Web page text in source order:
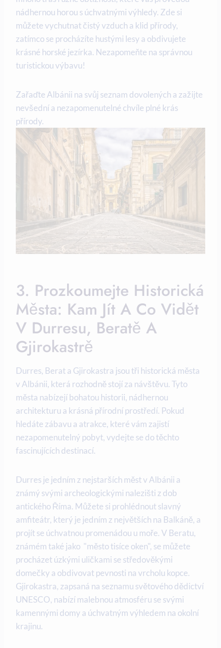
⁤nádhernou horou s úchvatnými výhledy. Zde si
můžete ⁣vychutnat čistý ⁣vzduch a klid přírody,
zatímco se procházíte hustými lesy a obdivujete
⁣krásné horské jezírka. Nezapomeňte na správnou
turistickou výbavu!
Zařaďte Albánii​ na svůj seznam dovolených a zažijte
‌nevšední a nezapomenutelné chvíle ​plné krás
přírody.
3. ⁤Prozkoumejte Historická
Města: Kam ‌jít A Co Vidět
V Durresu, Beratě A
Gjirokastrě
Durres, Berat a Gjirokastra jsou tři⁢ historická města⁤
v Albánii, která‌ rozhodně stojí za ⁤návštěvu. Tyto
města ⁢nabízejí bohatou historii, nádhernou
architekturu a krásná přírodní prostředí.‌ Pokud
⁤hledáte zábavu a atrakce, které ⁣vám zajistí
nezapomenutelný pobyt, vydejte se do těchto​
fascinujících destinací.
Durres je jedním z nejstarších měst v Albánii a
známý svými archeologickými nalezišti z dob
antického Říma. Můžete si prohlédnout slavný
amfiteátr, který je jedním z největších ‌na Balkáně, a⁢
projít se úchvatnou promenádou u moře. V Beratu,
známém ‍také jako ​ "město tisíce oken", se můžete
procházet úzkými uličkami se středověkými
domečky a obdivovat pevnosti na vrcholu kopce.
Gjirokastra, zapsaná ⁣na seznamu světového dědictví
UNESCO, nabízí⁤ malebnou atmosféru se svými
kamennými domy a úchvatným výhledem na okolní
krajinu.